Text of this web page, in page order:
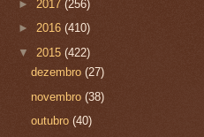
► 2017 (256)
► 2016 (410)
▼ 2015 (422)
dezembro(27)
novembro(38)
outubro(40)